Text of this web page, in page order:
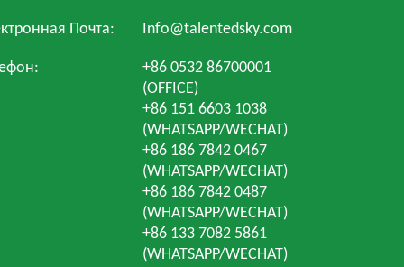
Почта:
Info@talentedsky.com
+86 0532 86700001
(OFFICE)
+86 151 6603 1038
(WHATSAPP/WECHAT)
+86 186 7842 0467
(WHATSAPP/WECHAT)
+86 186 7842 0487
(WHATSAPP/WECHAT)
+86 133 7082 5861
(WHATSAPP/WECHAT)